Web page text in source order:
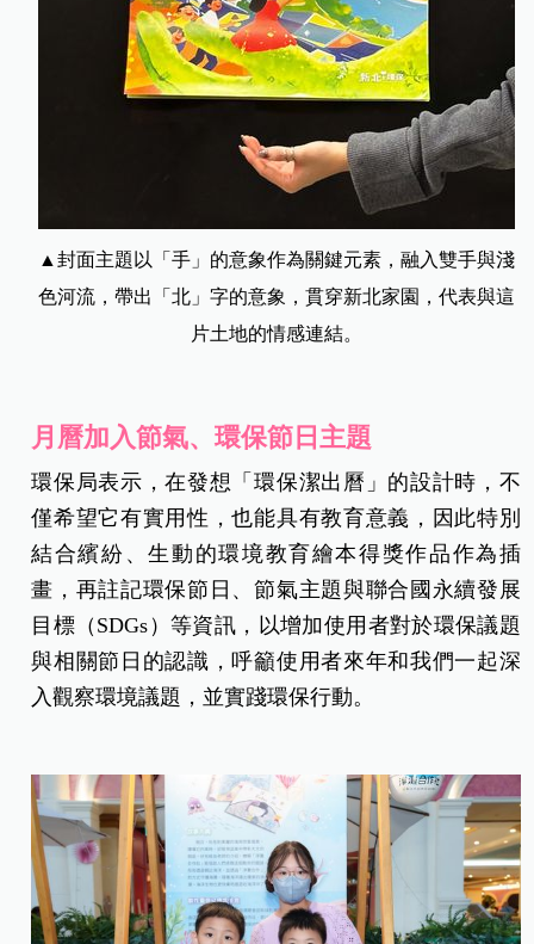
▲封面主題以「手」的意象作為關鍵元素，融入雙手與淺
色河流，帶出「北」字的意象，貫穿新北家園，代表與這
片土地的情感連結。
月曆加入節氣、環保節日主題
環保局表示，在發想「環保潔出曆」的設計時，不
僅希望它有實用性，也能具有教育意義，因此特別
結合繽紛、生動的環境教育繪本得獎作品作為插
畫，再註記環保節日、節氣主題與聯合國永續發展
目標（SDGs）等資訊，以增加使用者對於環保議題
與相關節日的認識，呼籲使用者來年和我們一起深
入觀察環境議題，並實踐環保行動。